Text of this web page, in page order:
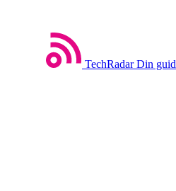
TechRadar Din